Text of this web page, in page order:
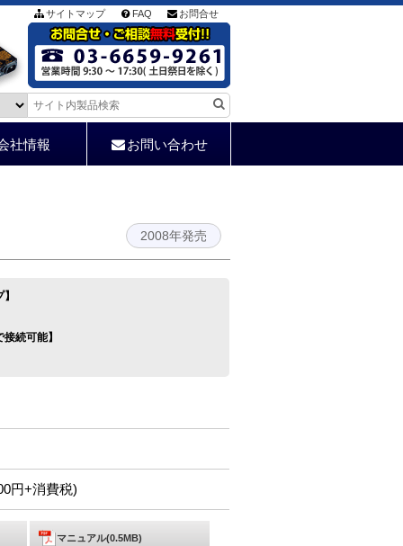
サイトマップ FAQ お問合せ
社情報 お問い合わせ
2008年発売
続可能】
円+消費税)
マニュアル(0.5MB)